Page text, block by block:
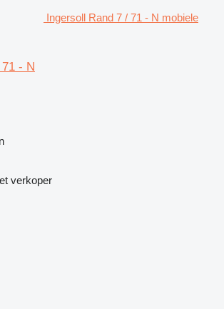
Ingersoll Rand 7 / 71 - N mobiele
- N
verkoper